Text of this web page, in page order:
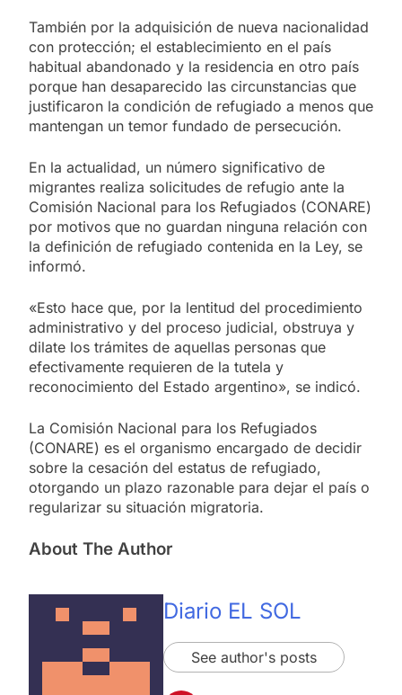
También por la adquisición de nueva nacionalidad
con protección; el establecimiento en el país
habitual abandonado y la residencia en otro país
porque han desaparecido las circunstancias que
justificaron la condición de refugiado a menos que
mantengan un temor fundado de persecución.
En la actualidad, un número significativo de
migrantes realiza solicitudes de refugio ante la
Comisión Nacional para los Refugiados (CONARE)
por motivos que no guardan ninguna relación con
la definición de refugiado contenida en la Ley, se
informó.
«Esto hace que, por la lentitud del procedimiento
administrativo y del proceso judicial, obstruya y
dilate los trámites de aquellas personas que
efectivamente requieren de la tutela y
reconocimiento del Estado argentino», se indicó.
La Comisión Nacional para los Refugiados
(CONARE) es el organismo encargado de decidir
sobre la cesación del estatus de refugiado,
otorgando un plazo razonable para dejar el país o
regularizar su situación migratoria.
About The Author
Diario EL SOL
See author's posts